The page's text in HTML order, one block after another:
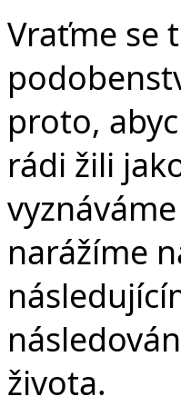
Vraťme se
proto,
rádi žili
narážíme
života.